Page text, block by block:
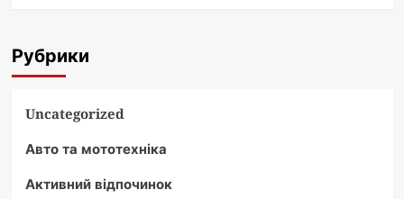
Рубрики
Uncategorized
Авто та мототехніка
Активний відпочинок